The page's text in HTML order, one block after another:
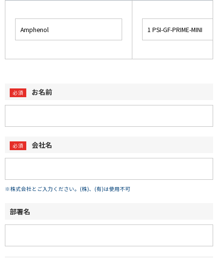
お名前
会社名
※株式会社とご入力ください。(株)、(有)は使用不可
部署名